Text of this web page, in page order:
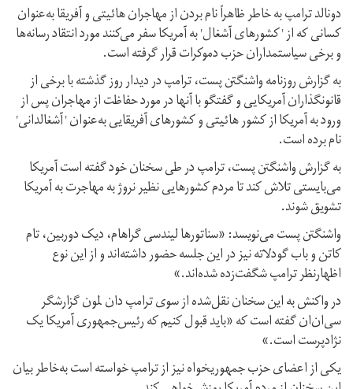
دونالد ترامپ به خاطر ظاهراً نام بردن از مهاجران هائیتی و آفریقا به‌عنوان
کسانی که از ' کشورهای آشغال' به آمریکا سفر می‌کنند مورد انتقاد رسانه‌ها
و برخی سیاستمداران حزب دموکرات قرار گرفته است.
به گزارش روزنامه واشنگتن پست، ترامپ در دیدار روز گذشته با برخی از
قانونگذاران آمریکایی و گفتگو با آنها در مورد حفاظت از مهاجران پس از
ورود به آمریکا از کشور هائیتی و کشورهای آفریقایی به‌عنوان ' آشغالدانی'
نام برده است.
به گزارش واشنگتن پست، ترامپ در طی سخنان خود گفته است آمریکا
می‌بایستی تلاش کند تا مردم کشورهایی نظیر نروژ به مهاجرت به آمریکا
تشویق شوند.
واشنگتن پست می‌نویسد: «سناتورها لیندسی گراهام، دیک دوربین، تام
کاتن و باب گودلاته نیز در این جلسه حضور داشته‌اند و از این نوع
اظهارنظر ترامپ شگفت‌‌زده شده‌اند.»
در واکنش به این سخنان نقل‌شده از سوی ترامپ دان لمون گزارشگر
سی‌ان‌ان گفته است که «باید قبول کنیم که رئیس‌جمهوری آمریکا یک
نژادپرست است.»
یکی از اعضای حزب جمهوریخواه نیز از ترامپ خواسته است به‌خاطر بیان